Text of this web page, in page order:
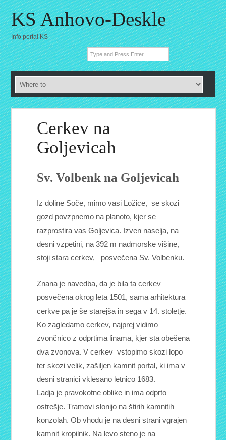
KS Anhovo-Deskle
Info portal KS
Cerkev na
Goljevicah
Sv. Volbenk na Goljevicah
Iz doline Soče, mimo vasi Ložice, se skozi
gozd povzpnemo na planoto, kjer se
razprostira vas Goljevica. Izven naselja, na
desni vzpetini, na 392 m nadmorske višine,
stoji stara cerkev, posvečena Sv. Volbenku.
Znana je navedba, da je bila ta cerkev
posvečena okrog leta 1501, sama arhitektura
cerkve pa je še starejša in sega v 14. stoletje.
Ko zagledamo cerkev, najprej vidimo
zvončnico z odprtima linama, kjer sta obešena
dva zvonova. V cerkev vstopimo skozi lopo
ter skozi velik, zašiljen kamnit portal, ki ima v
desni stranici vklesano letnico 1683.
Ladja je pravokotne oblike in ima odprto
ostrešje. Tramovi slonijo na štirih kamnitih
konzolah. Ob vhodu je na desni strani vgrajen
kamnit kropilnik. Na levo steno je na